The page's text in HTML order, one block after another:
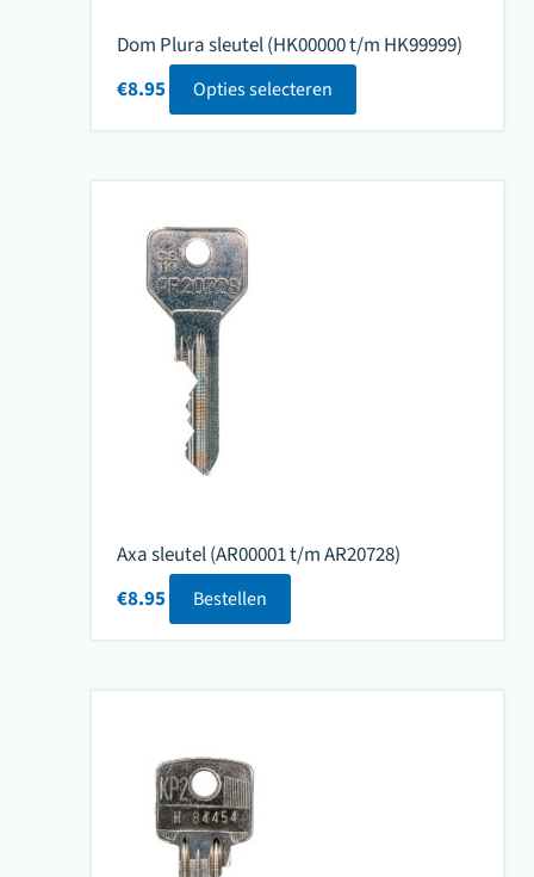
Dom Plura sleutel (HK00000 t/m HK99999)
€8.95 Opties selecteren
Axa sleutel (AR00001 t/m AR20728)
€8.95 Bestellen